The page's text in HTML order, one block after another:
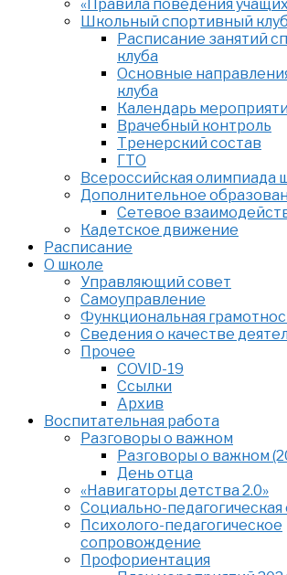
«Правила поведения
Школьный спортивный клуб
Расписание занятий
клуба
Основные
клуба
Календарь
Врачебный контроль
Тренерский состав
ГТО
Всероссийская олимпиада
Дополнительное
Сетевое
Кадетское движение
Расписание
О школе
Управляющий совет
Самоуправление
Функциональная
Сведения о качестве
Прочее
COVID-19
Ссылки
Архив
Воспитательная работа
Разговоры о важном
Разговоры о важном
День отца
«Навигаторы детства 2.0»
Социально-педагогическая
Психолого-педагогическое
сопровождение
Профориентация